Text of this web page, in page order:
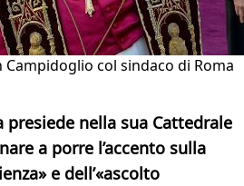
Campidoglio col sindaco di Roma
presiede nella sua Cattedrale
a porre l’accento sulla
e dell’«ascolto